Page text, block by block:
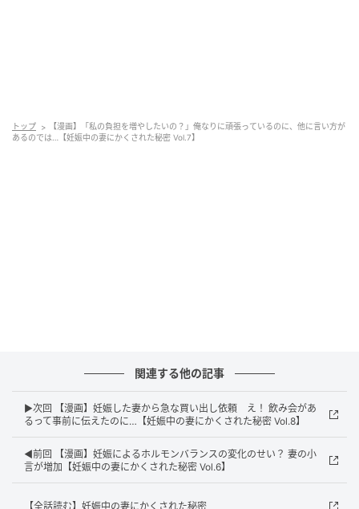
トップ
【漫画】「私の負担を増やしたいの？」俺なりに頑張っているのに、他に言い方が
あるのでは…【妊娠中の妻にかくされた秘密 Vol.7】
関連する他の記事
▶次回 【漫画】妊娠した妻から急な買い出し依頼 え！ 飲み会があ
るって事前に伝えたのに…【妊娠中の妻にかくされた秘密 Vol.8】
◀前回 【漫画】妊娠によるホルモンバランスの変化のせい？ 妻の小
言が増加【妊娠中の妻にかくされた秘密 Vol.6】
【全話読む】妊娠中の妻にかくされた秘密